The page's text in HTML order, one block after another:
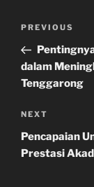
Previous
Post
PREVIOUS
dalam
Tenggarong
Next
Post
NEXT
Pencapaian
Prestasi